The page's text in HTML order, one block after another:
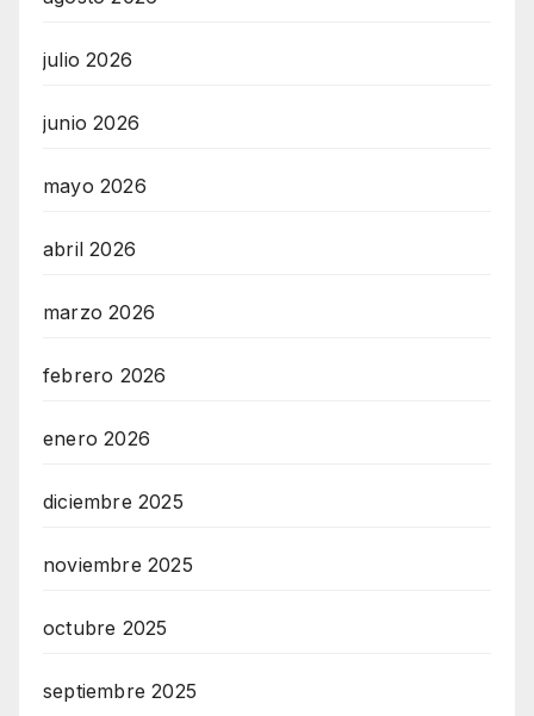
julio 2026
junio 2026
mayo 2026
abril 2026
marzo 2026
febrero 2026
enero 2026
diciembre 2025
noviembre 2025
octubre 2025
septiembre 2025